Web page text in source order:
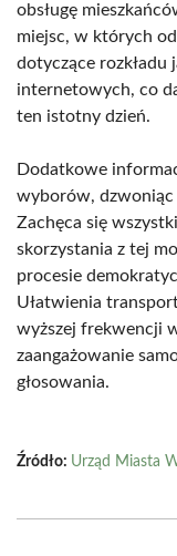
obsługę
miejsc, w których
dotyczące rozkładu
internetowych, co
ten istotny dzień.
Dodatkowe
wyborów, dzwoniąc
Zachęca się
skorzystania z tej
procesie
Ułatwienia
wyższej frekwencji
zaangażowanie
głosowania.
Źródło: Urząd Miasta